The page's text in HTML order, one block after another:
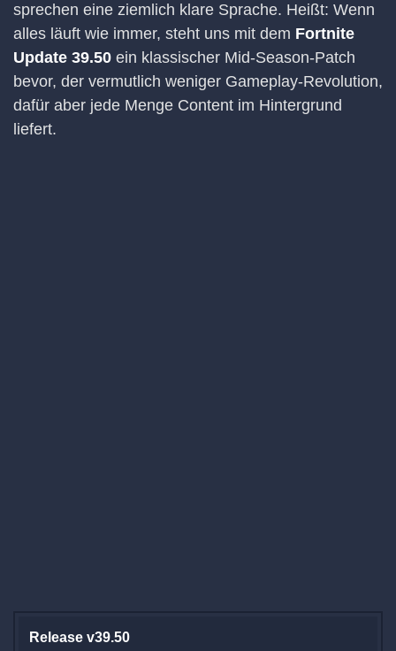
sprechen eine ziemlich klare Sprache. Heißt: Wenn
alles läuft wie immer, steht uns mit dem Fortnite
Update 39.50 ein klassischer Mid-Season-Patch
bevor, der vermutlich weniger Gameplay-Revolution,
dafür aber jede Menge Content im Hintergrund
liefert.
Release v39.50